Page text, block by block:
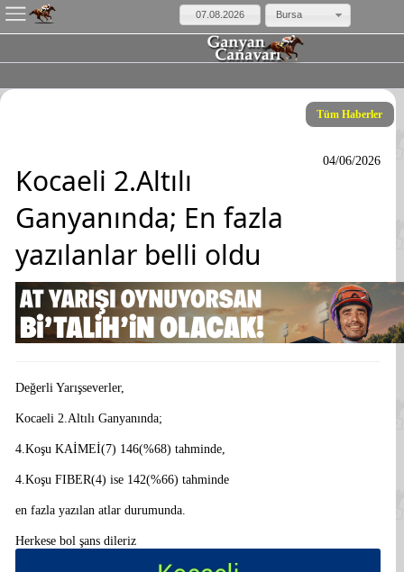
Bursa
Tüm Haberler
04/06/2026
Kocaeli 2.Altılı
Ganyanında; En fazla
yazılanlar belli oldu
Değerli Yarışseverler,
Kocaeli 2.Altılı Ganyanında;
4.Koşu KAİMEİ(7) 146(%68) tahminde,
4.Koşu FIBER(4) ise 142(%66) tahminde
en fazla yazılan atlar durumunda.
Herkese bol şans dileriz